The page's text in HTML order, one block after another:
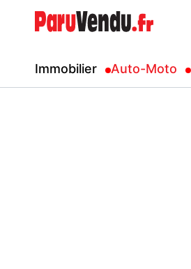
Immobilier Auto-Moto